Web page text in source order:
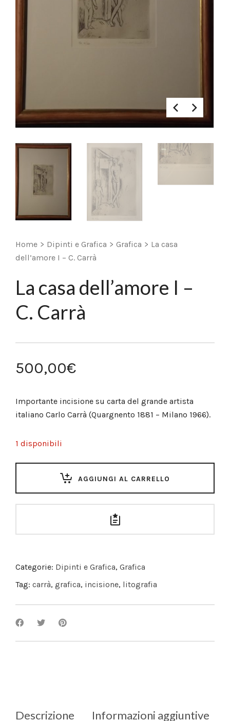
Home > Dipinti e Grafica > Grafica > La casa
dell’amore I – C. Carrà
La casa dell’amore I –
C. Carrà
500,00€
Importante incisione su carta del grande artista
italiano Carlo Carrà (Quargnento 1881 – Milano 1966).
1 disponibili
AGGIUNGI AL CARRELLO
Categorie: Dipinti e Grafica, Grafica
Tag: carrà, grafica, incisione, litografia
Descrizione Informazioni aggiuntive